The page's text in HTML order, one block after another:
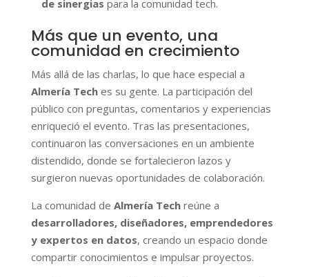
de sinergias para la comunidad tech.
Más que un evento, una
comunidad en crecimiento
Más allá de las charlas, lo que hace especial a
Almería Teches su gente. La participación del
público con preguntas, comentarios y experiencias
enriqueció el evento. Tras las presentaciones,
continuaron las conversaciones en un ambiente
distendido, donde se fortalecieron lazos y
surgieron nuevas oportunidades de colaboración.
La comunidad de Almería Techreúne a
desarrolladores, diseñadores, emprendedores
y expertos en datos, creando un espacio donde
compartir conocimientos e impulsar proyectos.